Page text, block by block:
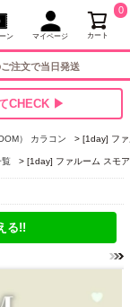
ン マイページ カート
0
注文で当日発送
CHECK ▶
） カラコン [1day] フ
覧 [1day] ファルーム スモ
る!!